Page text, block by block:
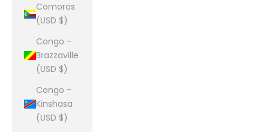
Comoros
(USD $)
Congo -
Brazzaville
(USD $)
Congo -
Kinshasa
(USD $)